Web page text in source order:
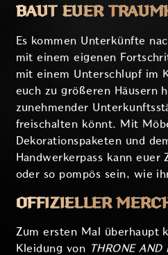
BAUT EUER
Es kommen Unterkünfte
mit einem eigenen
mit einem Unterschlupf im
euch zu größeren Häusern
zunehmender
freischalten könnt. Mit
Dekorationspaketen und
Handwerkerpass kann euer
oder so pompös sein, wie
OFFIZIELLER
Zum ersten Mal überhaupt
Kleidung von THRONE AND